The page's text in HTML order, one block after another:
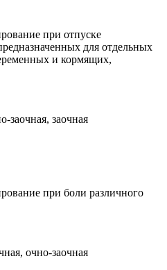
при отпуске
для отдельных
и кормящих,
заочная, заочная
при боли различного
очно-заочная